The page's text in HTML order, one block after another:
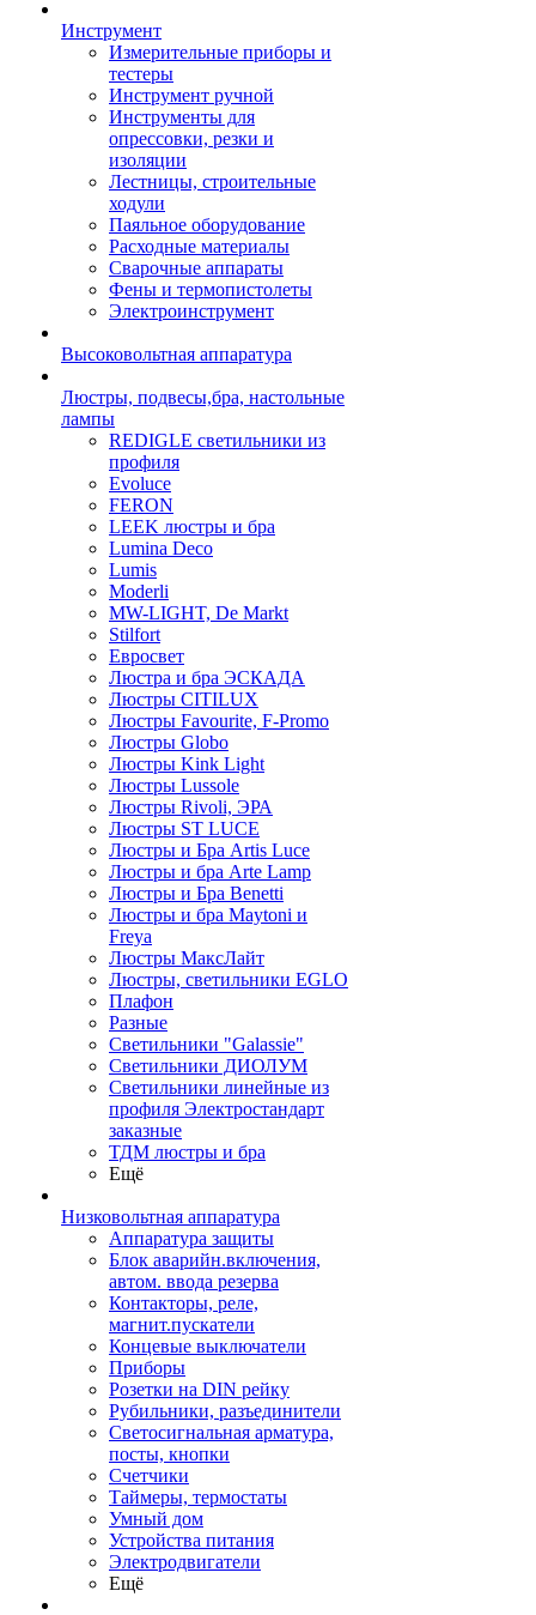
Инструмент
Измерительные приборы и
тестеры
Инструмент ручной
Инструменты для
опрессовки, резки и
изоляции
Лестницы, строительные
ходули
Паяльное оборудование
Расходные материалы
Сварочные аппараты
Фены и термопистолеты
Электроинструмент
Высоковольтная аппаратура
Люстры, подвесы,бра, настольные
лампы
REDIGLE светильники из
профиля
Evoluce
FERON
LEEK люстры и бра
Lumina Deco
Lumis
Moderli
MW-LIGHT, De Markt
Stilfort
Евросвет
Люстра и бра ЭСКАДА
Люстры CITILUX
Люстры Favourite, F-Promo
Люстры Globo
Люстры Kink Light
Люстры Lussole
Люстры Rivoli, ЭРА
Люстры ST LUCE
Люстры и Бра Artis Luce
Люстры и бра Arte Lamp
Люстры и Бра Benetti
Люстры и бра Maytoni и
Freya
Люстры МаксЛайт
Люстры, светильники EGLO
Плафон
Разные
Светильники "Galassie"
Светильники ДИОЛУМ
Светильники линейные из
профиля Электростандарт
заказные
ТДМ люстры и бра
Ещё
Низковольтная аппаратура
Аппаратура защиты
Блок аварийн.включения,
автом. ввода резерва
Контакторы, реле,
магнит.пускатели
Концевые выключатели
Приборы
Розетки на DIN рейку
Рубильники, разъединители
Светосигнальная арматура,
посты, кнопки
Счетчики
Таймеры, термостаты
Умный дом
Устройства питания
Электродвигатели
Ещё